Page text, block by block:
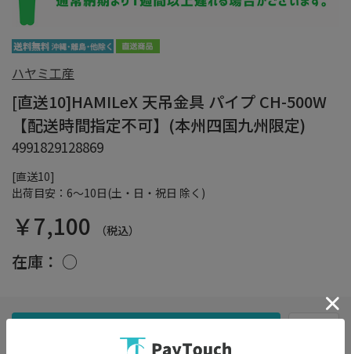
[直送10]
出荷目安：6～10日(土・日・祝日 除く)
ハヤミ工産
[直送10]HAMILeX 天吊金具 パイプ CH-500W
【配送時間指定不可】(本州四国九州限定)
4991829128869
￥7,100 （税込）
在庫： ○